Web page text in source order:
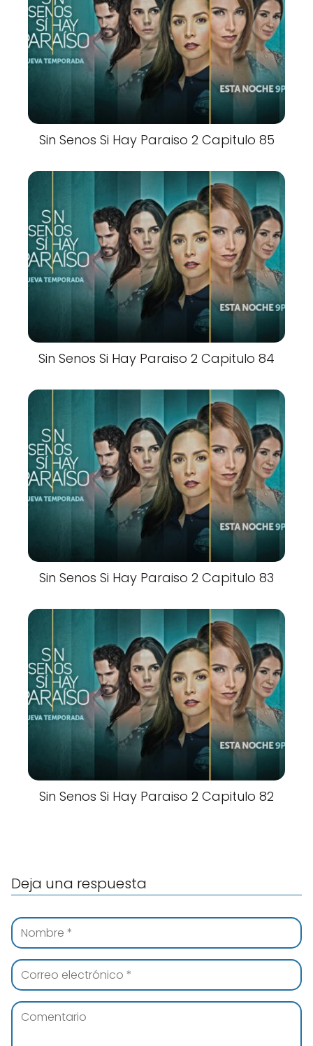
Sin Senos Si Hay Paraiso 2 Capitulo 85
Sin Senos Si Hay Paraiso 2 Capitulo 84
Sin Senos Si Hay Paraiso 2 Capitulo 83
Sin Senos Si Hay Paraiso 2 Capitulo 82
Deja una respuesta